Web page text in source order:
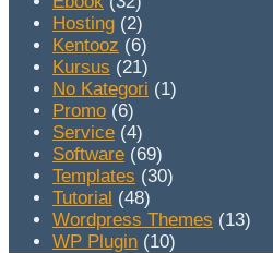
Hosting (2)
Kentooz (6)
Kursus (21)
No Kategori (1)
Promo (6)
Service (4)
Software (69)
Templates (30)
Tutorial (48)
Wordpress Themes (13)
WP Plugin (10)